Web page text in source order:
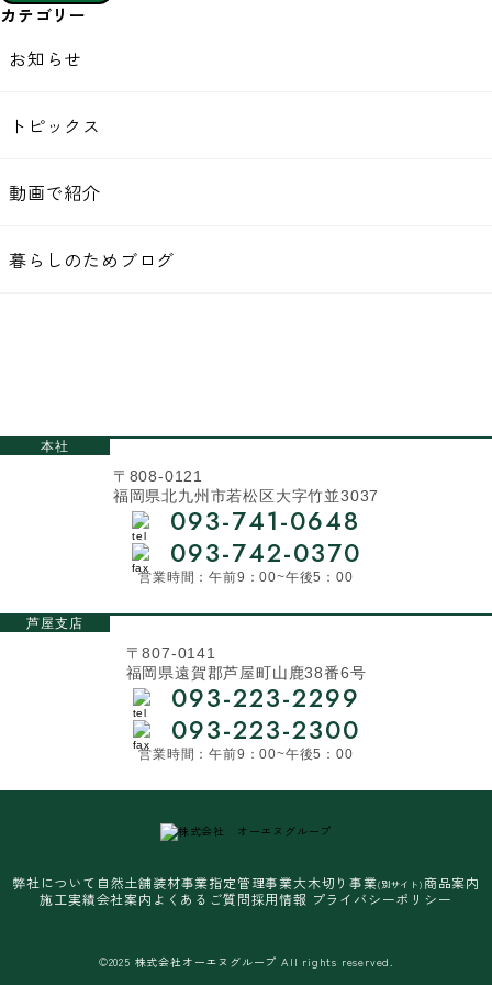
カテゴリー
お知らせ
トピックス
動画で紹介
暮らしのためブログ
本社
〒808-0121
福岡県北九州市若松区大字竹並3037
093-741-0648
093-742-0370
営業時間：午前9：00~午後5：00
芦屋支店
〒807-0141
福岡県遠賀郡芦屋町山鹿38番6号
093-223-2299
093-223-2300
営業時間：午前9：00~午後5：00
弊社について 自然土舗装材事業指定管理事業大木切り事業(別サイト)商品案内
施工実績会社案内 よくあるご質問採用情報 プライバシーポリシー
©2025 株式会社オーエヌグループ All rights reserved.